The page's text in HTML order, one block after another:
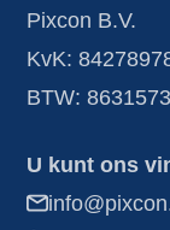
Pixcon B.V.
KvK:
BTW:
U kunt ons